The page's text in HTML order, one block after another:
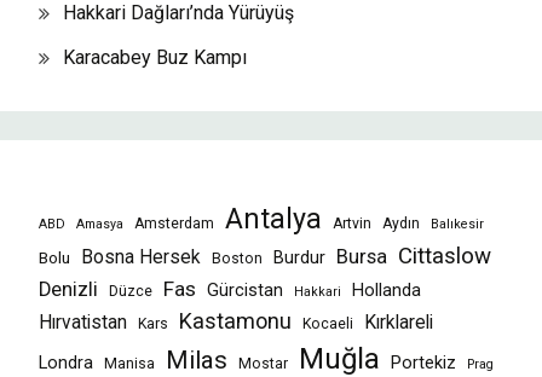
Hakkari Dağları’nda Yürüyüş
Karacabey Buz Kampı
ABD Amasya Amsterdam Antalya Artvin Aydın Balıkesir
Bolu Bosna Hersek Boston Burdur Bursa Cittaslow
Denizli Düzce Fas Gürcistan Hakkari
Hollanda
Hırvatistan
Kars Kastamonu Kocaeli
Kırklareli
Londra
Manisa Milas Mostar Muğla Portekiz Prag